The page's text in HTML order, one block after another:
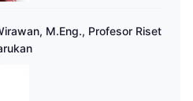
M.Eng., Profesor Riset